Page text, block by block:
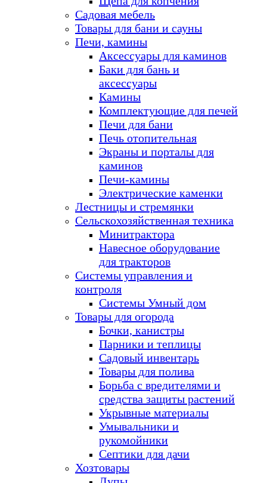
Садовая мебель
Товары для бани и сауны
Печи, камины
Аксессуары для каминов
Баки для бань и
аксессуары
Камины
Комплектующие для печей
Печи для бани
Печь отопительная
Экраны и порталы для
каминов
Печи-камины
Электрические каменки
Лестницы и стремянки
Сельскохозяйственная техника
Минитрактора
Навесное оборудование
для тракторов
Системы управления и
контроля
Системы Умный дом
Товары для огорода
Бочки, канистры
Парники и теплицы
Садовый инвентарь
Товары для полива
Борьба с вредителями и
средства защиты растений
Укрывные материалы
Умывальники и
рукомойники
Септики для дачи
Хозтовары